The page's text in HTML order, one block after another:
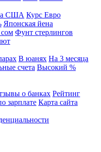
улица, 50;
до 17:30;
улица,
08:45 до 16:15;
улица, 30;Контакты: +7
до 12:30; с 13:30 до
до 16:45;
США Курс Евро
Японская йена
Фунт стерлингов
В юанях На 3 месяца
счета Высокий %
о банках Рейтинг
зарплате Карта сайта